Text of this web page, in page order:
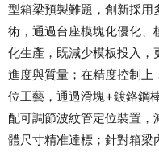
型箱梁預製難題，創新採用
術，通過台座模塊化優化
化生產，既減少模板投入，
進度與質量；在精度控制上
位工藝，通過滑塊+鍍鉻鋼
配可調節波紋管定位裝置，
體尺寸精准達標；針對箱